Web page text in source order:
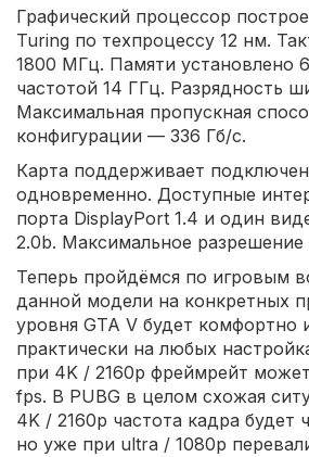
Графический процессор
Turing по техпроцессу 12 нм.
1800 МГц. Памяти установлено
частотой 14 ГГц. Разрядность
Максимальная пропускная
конфигурации — 336 Гб/с.
Карта поддерживает
одновременно. Доступные
порта DisplayPort 1.4 и один
2.0b. Максимальное
Теперь пройдёмся по игровым
данной модели на конкретных
уровня GTA V будет комфортно
практически на любых
при 4K / 2160p фреймрейт
fps. В PUBG в целом схожая
4K / 2160p частота кадра будет
но уже при ultra / 1080p